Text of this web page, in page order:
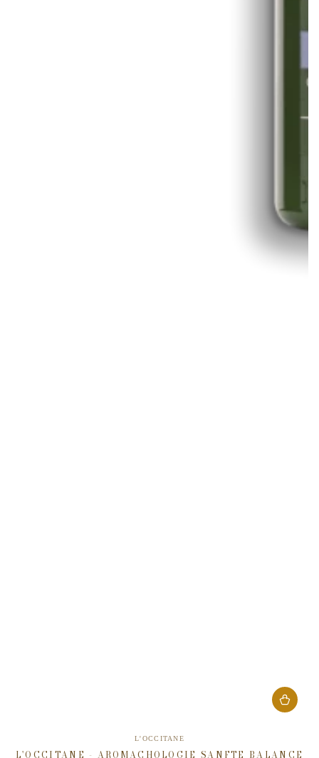
Verkäufer/in:
L'OCCITANE
L'OCCITANE - AROMACHOLOGIE SANFTE BALANCE